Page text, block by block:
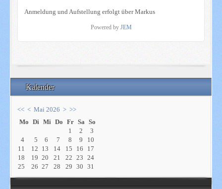
Kalender
<< < Mai 2026 > >>
Mo Di Mi Do Fr Sa So
1
2
3
4
5 6 7 8 9
10
11
12 13 14 15 16
17
18
19 20 21 22 23
24
25
26 27 28 29 30 31
Anmeldung und Aufstellung erfolgt über Markus
Powered by JEM